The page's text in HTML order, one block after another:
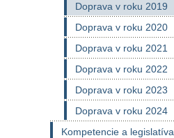
Doprava v roku 2019
Doprava v roku 2020
Doprava v roku 2021
Doprava v roku 2022
Doprava v roku 2023
Doprava v roku 2024
Kompetencie a legislatíva